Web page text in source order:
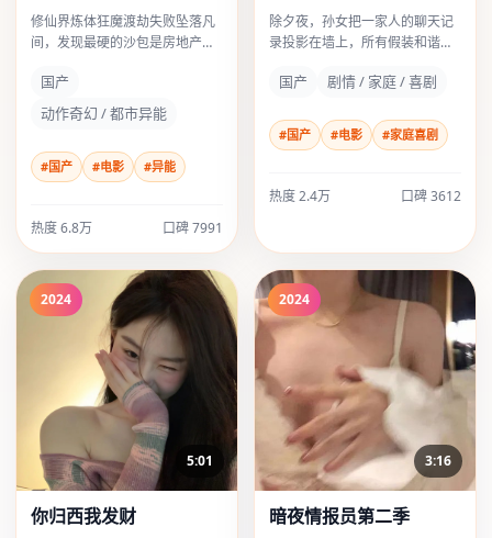
修仙界炼体狂魔渡劫失败坠落凡
间，发现最硬的沙包是房地产老
国产
动作奇幻 / 都市异能
#国产 #电影 #异能
热度 6.8万 口碑 7991
除夕夜，孙女把一家人的聊天记
录投影在墙上，所有假装和谐的
国产 剧情 / 家庭 / 喜剧
#国产 #电影 #家庭喜剧
热度 2.4万 口碑 3612
2024
5:01
你归西我发财
2024
3:16
暗夜情报员第二季